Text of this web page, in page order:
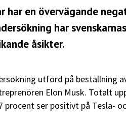
har en övervägande
har
åsikter.
utförd på beställning
Elon Musk. Totalt
ser positivt på Tesla-